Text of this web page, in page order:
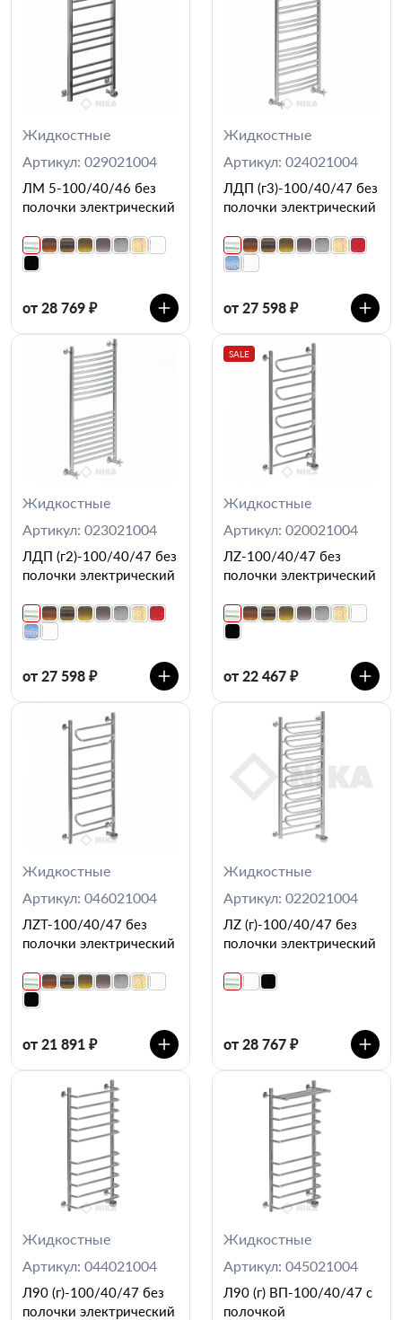
Жидкостные
Артикул: 029021004
ЛМ 5-100/40/46 без
полочки электрический
от 28 769 ₽
Жидкостные
Артикул: 024021004
ЛДП (г3)-100/40/47 без
полочки электрический
от 27 598 ₽
Жидкостные
Артикул: 023021004
ЛДП (г2)-100/40/47 без
полочки электрический
от 27 598 ₽
SALE
Жидкостные
Артикул: 020021004
ЛZ-100/40/47 без
полочки электрический
от 22 467 ₽
Жидкостные
Артикул: 046021004
ЛZT-100/40/47 без
полочки электрический
от 21 891 ₽
Жидкостные
Артикул: 022021004
ЛZ (г)-100/40/47 без
полочки электрический
от 28 767 ₽
Жидкостные
Артикул: 044021004
Л90 (г)-100/40/47 без
полочки электрический
Жидкостные
Артикул: 045021004
Л90 (г) ВП-100/40/47 с
полочкой